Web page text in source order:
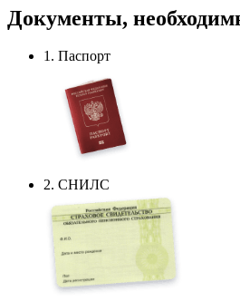
Документы,
1. Паспорт
2. СНИЛС